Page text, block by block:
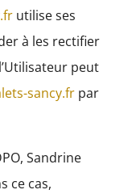
utilise ses
à les rectifier
peut
sancy.frpar
Sandrine
ce cas,